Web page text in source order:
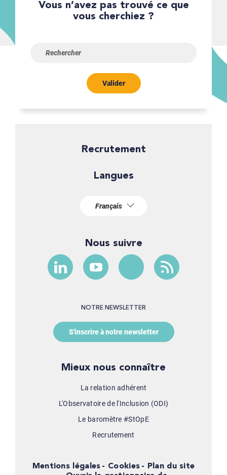
Vous n’avez pas trouvé ce que
vous cherchiez ?
Valider
Recrutement
Langues
Nous suivre
NOTRE NEWSLETTER
S'inscrire à notre newsletter
Mieux nous connaître
La relation adhérent
L'Observatoire de l'Inclusion (ODI)
Le baromètre #StOpE
Recrutement
Mentions légales Cookies
Plan du site